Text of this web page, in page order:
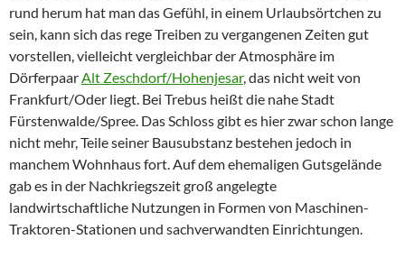
rund herum hat man das Gefühl, in einem Urlaubsörtchen zu
sein, kann sich das rege Treiben zu vergangenen Zeiten gut
vorstellen, vielleicht vergleichbar der Atmosphäre im
Dörferpaar Alt Zeschdorf/Hohenjesar, das nicht weit von
Frankfurt/Oder liegt. Bei Trebus heißt die nahe Stadt
Fürstenwalde/Spree. Das Schloss gibt es hier zwar schon lange
nicht mehr, Teile seiner Bausubstanz bestehen jedoch in
manchem Wohnhaus fort. Auf dem ehemaligen Gutsgelände
gab es in der Nachkriegszeit groß angelegte
landwirtschaftliche Nutzungen in Formen von Maschinen-
Traktoren-Stationen und sachverwandten Einrichtungen.